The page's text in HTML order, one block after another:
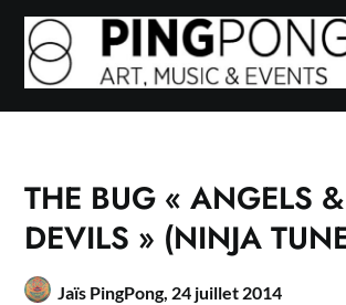
Skip
content
THE BUG « ANGELS &
DEVILS » (NINJA
Jaïs PingPong, 24 juillet 2014